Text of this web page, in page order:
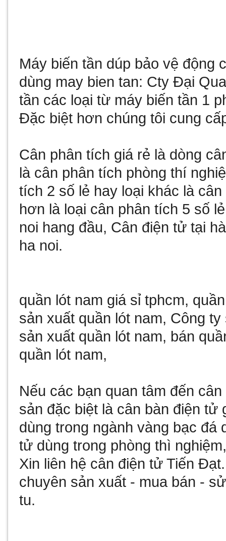
Máy biến tần dúp bảo vệ động
dùng may bien tan: Cty Đại
tần các loại từ máy biến tần 1
Đặc biệt hơn chúng tôi cung
Cân phân tích giá rẻ là dòng
là cân phân tích phòng thí
tích 2 số lẻ hay loại khác là cân
hơn là loại cân phân tích 5 số lẻ
noi hang đầu, Cân điện tử tại
ha noi.
quần lót nam giá sỉ tphcm,
sản xuất quần lót nam, Công ty
sản xuất quần lót nam, bán
quần lót nam,
Nếu các bạn quan tâm đến cân
sản đặc biệt là cân bàn điện tử
dùng trong ngành vàng bạc
tử dùng trong phòng thì
Xin liên hệ cân điện tử Tiến
chuyên sản xuất - mua bán -
tu.